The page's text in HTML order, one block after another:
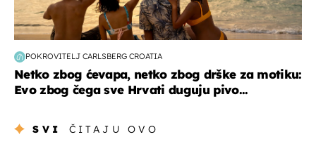
POKROVITELJ CARLSBERG CROATIA
Netko zbog ćevapa, netko zbog drške za motiku:
Evo zbog čega sve Hrvati duguju pivo...
SVI ČITAJU OVO